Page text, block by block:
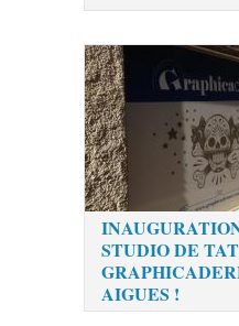
STUDIO DE
AIGUES !